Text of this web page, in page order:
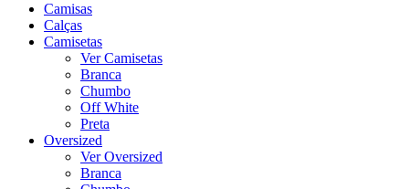
Camisas
Calças
Camisetas
Ver Camisetas
Branca
Chumbo
Off White
Preta
Oversized
Ver Oversized
Branca